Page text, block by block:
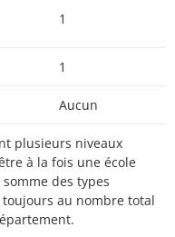
1
1
Aucun
plusieurs niveaux
à la fois une école
des types
au nombre total